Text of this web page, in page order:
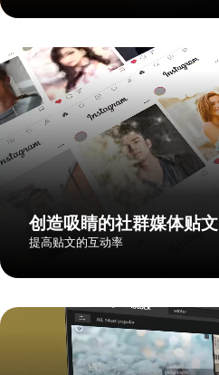
创造吸睛的社群媒体贴文
提高贴文的互动率